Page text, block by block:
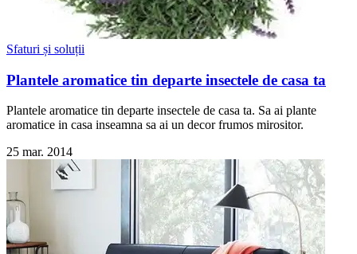
Sfaturi și soluții
Plantele aromatice tin departe insectele de casa ta
Plantele aromatice tin departe insectele de casa ta. Sa ai plante
aromatice in casa inseamna sa ai un decor frumos mirositor.
25 mar. 2014